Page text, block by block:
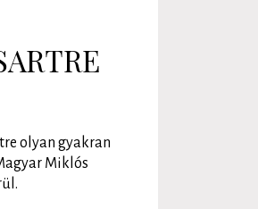
olyan gyakran
Miklós